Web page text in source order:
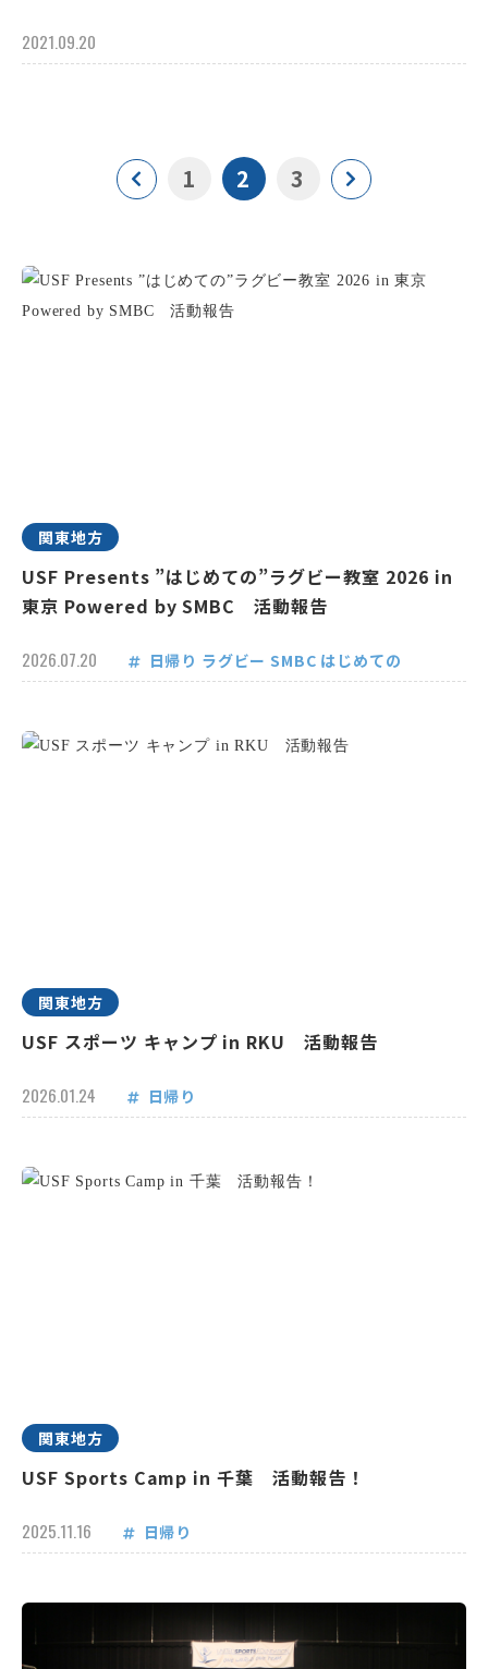
2021.09.20
1 2 3
関東地方
USF Presents ”はじめての”ラグビー教室 2026 in
東京 Powered by SMBC 活動報告
2026.07.20 日帰り ラグビー SMBC はじめての
関東地方
USF スポーツ キャンプ in RKU 活動報告
2026.01.24 日帰り
関東地方
USF Sports Camp in 千葉 活動報告！
2025.11.16 日帰り